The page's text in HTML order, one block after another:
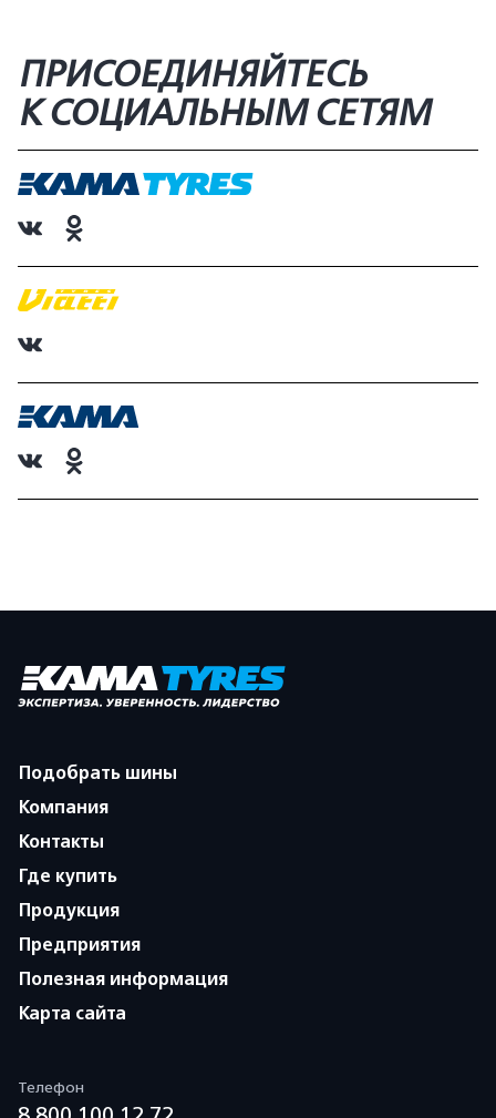
ПРИСОЕДИНЯЙТЕСЬ
К СОЦИАЛЬНЫМ СЕТЯМ
Подобрать шины
Компания
Контакты
Где купить
Продукция
Предприятия
Полезная информация
Карта сайта
Телефон